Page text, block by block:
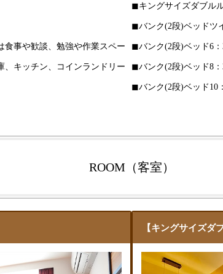
食事や歓談、勉強や作業スペー
、キッチン、コインランドリー
◼︎キングサイズダブル
◼︎バンク(2段)ベッドツ
◼︎バンク(2段)ベッド6：
◼︎バンク(2段)ベッド8：
◼︎バンク(2段)ベッド10
ROOM（客室）
【キングサイズダ